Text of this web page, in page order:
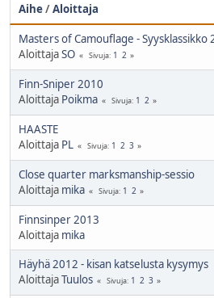
Aihe/Aloittaja
Masters of Camouflage - Syysklassikko
AloittajaSO Sivuja 1 2
Finn-Sniper 2010
Aloittaja Poikma Sivuja 1 2
HAASTE
Aloittaja PL Sivuja 1 2 3
Close quarter marksmanship-sessio
Aloittaja mika Sivuja 1 2
Finnsinper 2013
Aloittaja mika
Häyhä 2012 - kisan katselusta kysymys
AloittajaTuulos Sivuja 1 2 3